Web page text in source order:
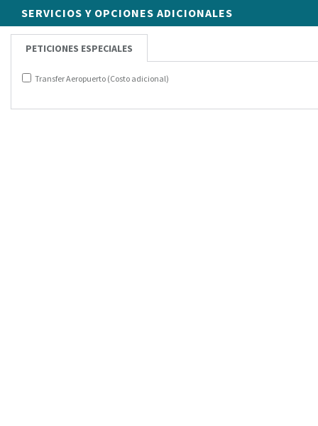
SERVICIOS Y OPCIONES ADICIONALES
PETICIONES ESPECIALES
Transfer Aeropuerto (Costo adicional)